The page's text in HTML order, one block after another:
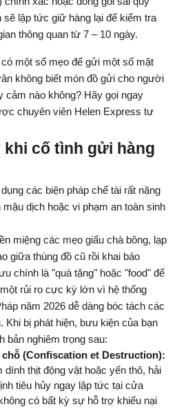
lập tức giữ hàng lại để kiểm tra
thông quan từ 7 – 10 ngày.
một số mẹo để gửi một số mặt
không biết món đồ gửi cho người
cảm nào không? Hãy gọi ngay
chuyên viên Helen Express tư
khi cố tình gửi hàng
các biện pháp chế tài rất nặng
dịch hoặc vi phạm an toàn sinh
miệng các mẹo giấu chà bông, lạp
giữa thùng đồ cũ rồi khai báo
chính là "quà tặng" hoặc "food" để
rủi ro cực kỳ lớn vì hệ thống
năm 2026 dễ dàng bóc tách các
Khi bị phát hiện, bưu kiện của bạn
bản nghiêm trọng sau:
(Confiscation et Destruction):
thịt động vật hoặc yến thô, hải
tiêu hủy ngay lập tức tại cửa
có bất kỳ sự hỗ trợ khiếu nại